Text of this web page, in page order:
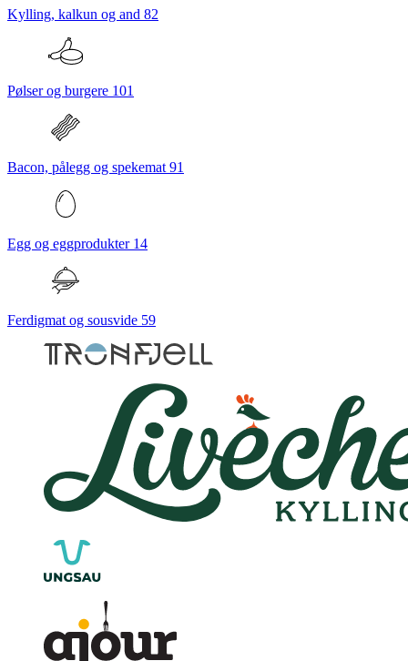
Kylling, kalkun og and 82
Pølser og burgere 101
Bacon, pålegg og spekemat 91
Egg og eggprodukter 14
Ferdigmat og sousvide 59